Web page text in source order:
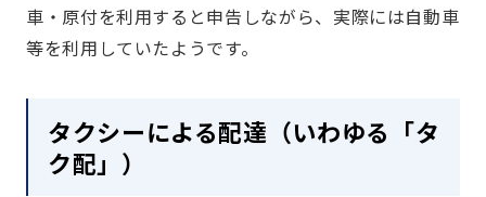
車・原付を利用すると申告しながら、実際には自動車
等を利用していたようです。
タクシーによる配達（いわゆる「タ
ク配」）